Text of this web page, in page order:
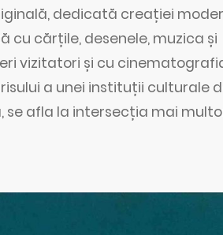
dedicată creației
cu cărțile, desenele, muzica și
vizitatori și cu
a unei instituții culturale
afla la intersecția mai